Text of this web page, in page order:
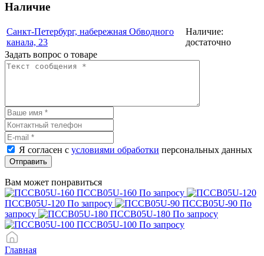
Наличие
Санкт-Петербург, набережная Обводного
канала, 23
Наличие:
достаточно
Задать вопрос о товаре
Я согласен с условиями обработки персональных данных
Отправить
Вам может понравиться
ПССВ05U-160 По запросу
ПССВ05U-120 По запросу ПССВ05U-90 По
запросу
ПССВ05U-180 По запросу
ПССВ05U-100 По запросу
Главная